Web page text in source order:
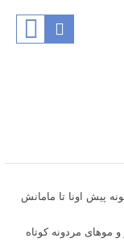
پیش اونا تا مامانش
موهای مردونه کوتاه